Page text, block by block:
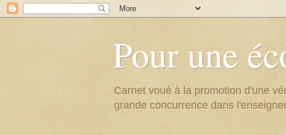
Pour une
Carnet voué à la promotion d'une
grande concurrence dans